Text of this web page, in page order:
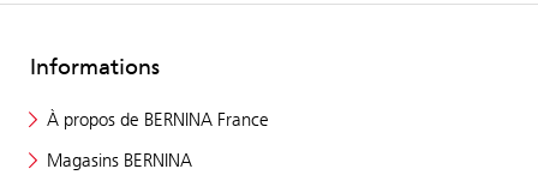
Informations
À propos de BERNINA France
Magasins BERNINA